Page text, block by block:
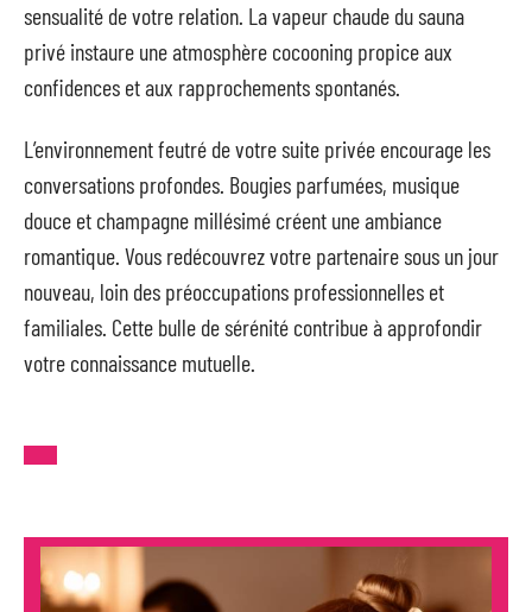
sensualité de votre relation. La vapeur chaude du sauna
privé instaure une atmosphère cocooning propice aux
confidences et aux rapprochements spontanés.
L’environnement feutré de votre suite privée encourage les
conversations profondes. Bougies parfumées, musique
douce et champagne millésimé créent une ambiance
romantique. Vous redécouvrez votre partenaire sous un jour
nouveau, loin des préoccupations professionnelles et
familiales. Cette bulle de sérénité contribue à approfondir
votre connaissance mutuelle.